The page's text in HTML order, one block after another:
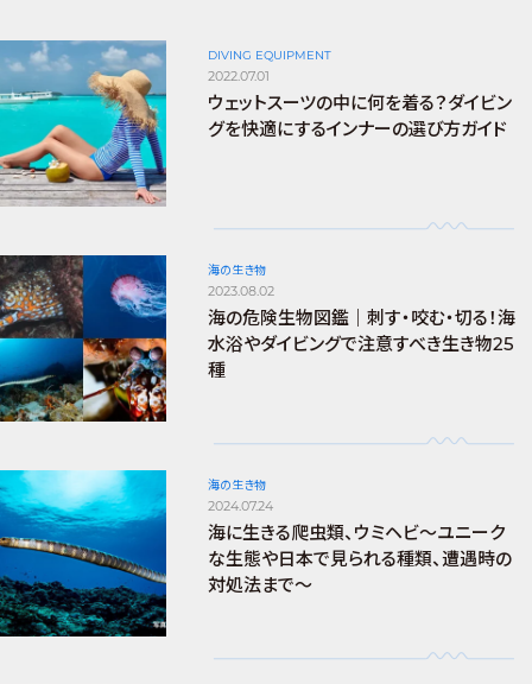
DIVING EQUIPMENT
2022.07.01
ウェットスーツの中に何を着る？ダイビン
グを快適にするインナーの選び方ガイド
海の生き物
2023.08.02
海の危険生物図鑑｜刺す・咬む・切る！海
水浴やダイビングで注意すべき生き物25
種
海の生き物
2024.07.24
海に生きる爬虫類、ウミヘビ～ユニーク
な生態や日本で見られる種類、遭遇時の
対処法まで～